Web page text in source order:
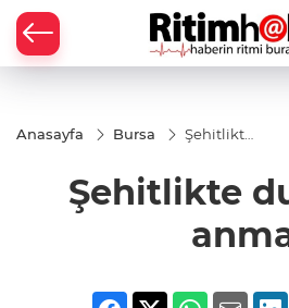
Anasayfa Bursa
Şehitlikte
Şehitlikte